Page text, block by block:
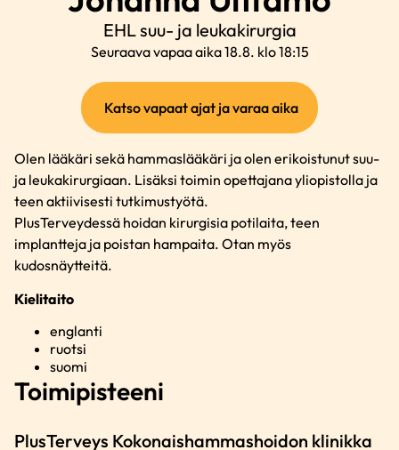
EHL suu- ja leukakirurgia
Seuraava vapaa aika 18.8. klo 18:15
Katso vapaat ajat ja varaa aika(ulkoinen
linkki)
Olen lääkäri sekä hammaslääkäri ja olen erikoistunut suu-
ja leukakirurgiaan. Lisäksi toimin opettajana yliopistolla ja
teen aktiivisesti tutkimustyötä.
PlusTerveydessä hoidan kirurgisia potilaita, teen
implantteja ja poistan hampaita. Otan myös
kudosnäytteitä.
Kielitaito
englanti
ruotsi
suomi
Toimipisteeni
PlusTerveys Kokonaishammashoidon klinikka